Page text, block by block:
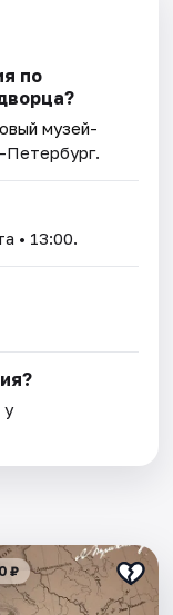
по
музей-
Петербург.
• 13:00.
у
₽